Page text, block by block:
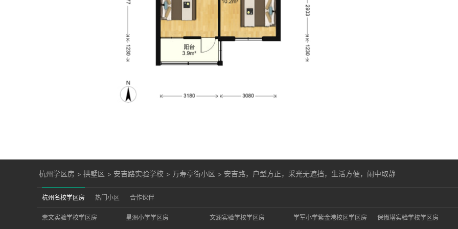
杭州学区房 > 拱墅区 > 安吉路实验学校 > 万寿亭街小区 > 安吉路，户型方正，采光无遮挡，生活方便，闹中取静
杭州名校学区房 热门小区 合作伙伴
崇文实验学校学区房 星洲小学学区房 文澜实验学校学区房 学军小学紫金港校区学区房 保俶塔实验学校学区房